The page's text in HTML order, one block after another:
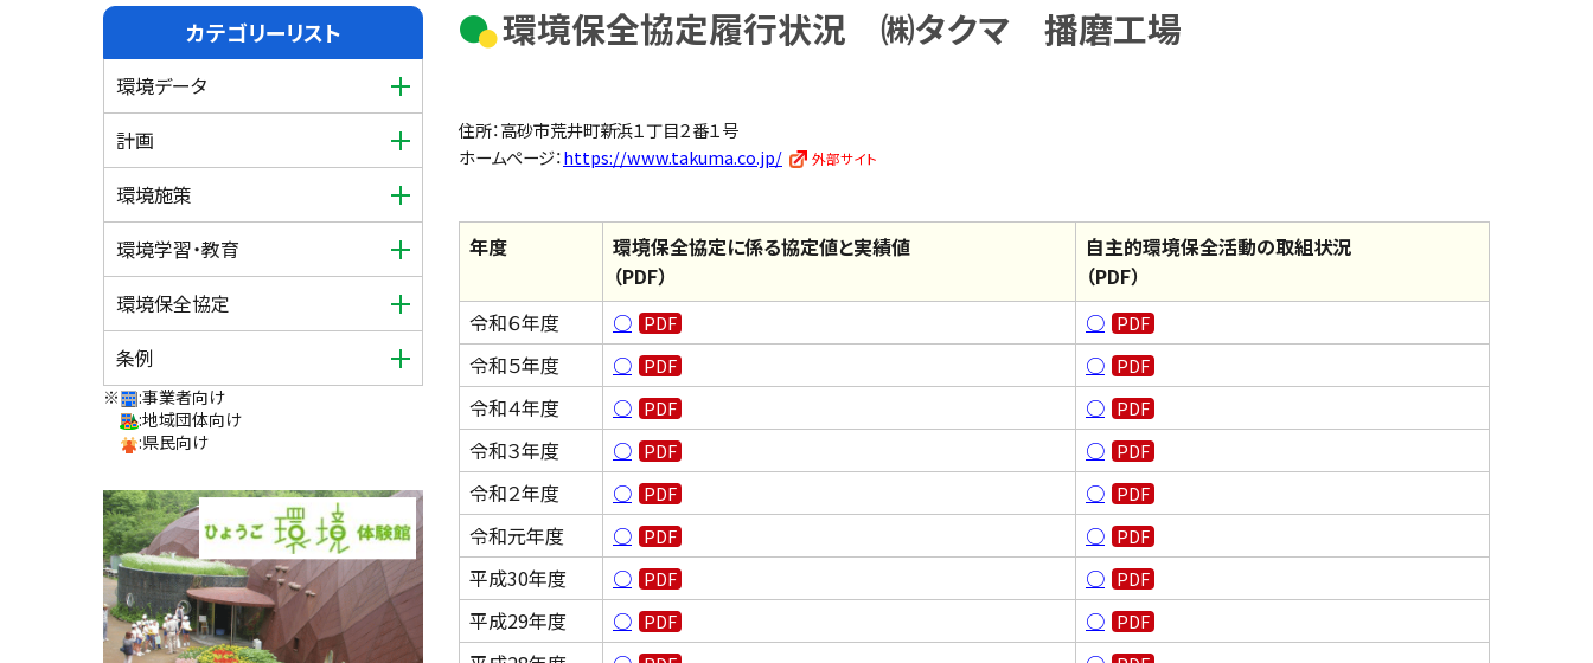
カテゴリーリスト
環境データ
計画
環境施策
環境学習・教育
環境保全協定
条例
※
:事業者向け
:地域団体向け
:県民向け
環境保全協定履行状況 ㈱タクマ 播磨工場
住所：高砂市荒井町新浜１丁目２番１号
ホームページ：https://www.takuma.co.jp/
年度
環境保全協定に係る協定値と実績値
（PDF）
自主的環境保全活動の取組状況
（PDF）
令和６年度
○
○
令和５年度
○
○
令和４年度
○
○
令和３年度
○
○
令和２年度
○
○
令和元年度
○
○
平成30年度
○
○
平成29年度
○
○